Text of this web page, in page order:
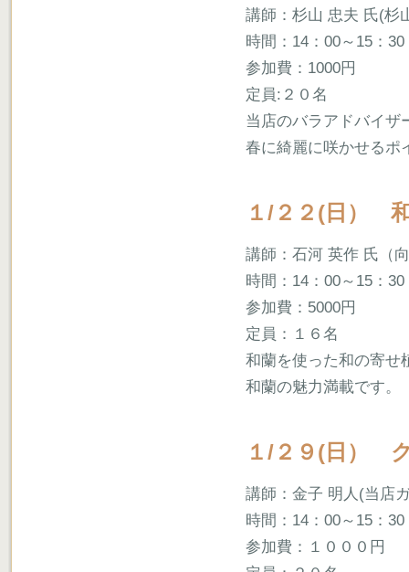
講師：杉山 忠夫 氏(杉
時間：14：00～15：30
参加費：1000円
定員:２０名
当店のバラアドバイザ
春に綺麗に咲かせるポ
１/２２(日）
講師：石河 英作 氏（
時間：14：00～15：30
参加費：5000円
定員：１６名
和蘭を使った和の寄せ
和蘭の魅力満載です。
１/２９(日）
講師：金子 明人(当店
時間：14：00～15：30
参加費：１０００円